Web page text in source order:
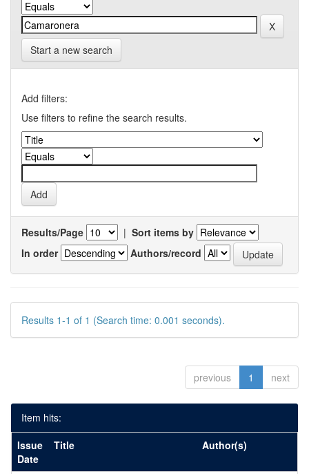
Start a new search
Add filters:
Use filters to refine the search results.
Results/Page | Sort items by
In order
Authors/record
Results 1-1 of 1 (Search time: 0.001 seconds).
previous 1 next
Item hits:
Issue
Date
Title Author(s)